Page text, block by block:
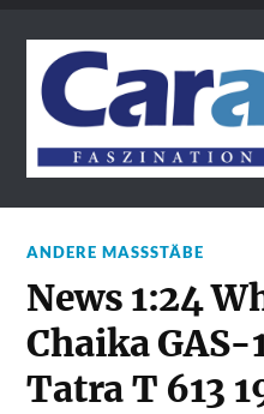
ANDERE MASSSTÄBE
News 1:24
Chaika GAS-
Tatra T 613